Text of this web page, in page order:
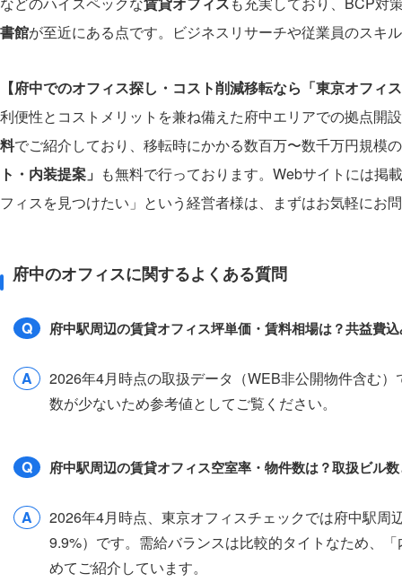
書館が至近にある点です。ビジネスリサーチや従業員のスキ
【府中でのオフィス探し・コスト削減移転なら「東京オフィ
利便性とコストメリットを兼ね備えた府中エリアでの拠点開
料でご紹介しており、移転時にかかる数百万〜数千万円規模の
ト・内装提案」 も無料で行っております。Webサイトには掲
フィスを見つけたい」という経営者様は、まずはお気軽にお
府中のオフィスに関するよくある質問
Q 府中駅周辺の賃貸オフィス坪単価・賃料相場は？共益費
A
2026年4月時点の取扱データ（WEB非公開物件含む
数が少ないため参考値としてご覧ください。
Q 府中駅周辺の賃貸オフィス空室率・物件数は？取扱ビル
A
2026年4月時点、東京オフィスチェックでは府中駅
9.9%）です。需給バランスは比較的タイトなため、
めてご紹介しています。